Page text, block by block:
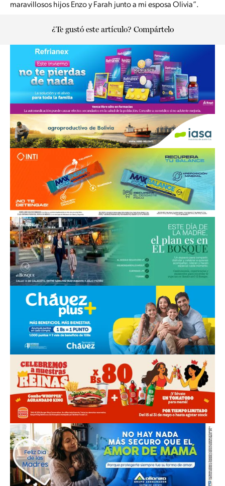
maravillosos hijos Enzo y Farah junto a mi esposa Olivia”.
¿Te gustó este artículo? Compártelo